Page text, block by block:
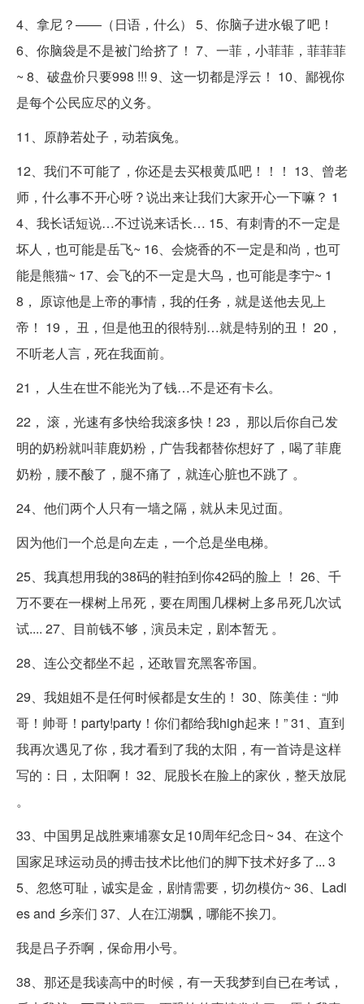
4、拿尼？——（日语，什么） 5、你脑子进水银了吧！
6、你脑袋是不是被门给挤了！ 7、一菲，小菲菲，菲菲菲
~ 8、破盘价只要998 !!! 9、这一切都是浮云！ 10、鄙视你
是每个公民应尽的义务。
11、原静若处子，动若疯兔。
12、我们不可能了，你还是去买根黄瓜吧！！！ 13、曾老
师，什么事不开心呀？说出来让我们大家开心一下嘛？ 1
4、我长话短说…不过说来话长… 15、有刺青的不一定是
坏人，也可能是岳飞~ 16、会烧香的不一定是和尚，也可
能是熊猫~ 17、会飞的不一定是大鸟，也可能是李宁~ 1
8， 原谅他是上帝的事情，我的任务，就是送他去见上
帝！ 19， 丑，但是他丑的很特别…就是特别的丑！ 20，
不听老人言，死在我面前。
21， 人生在世不能光为了钱…不是还有卡么。
22， 滚，光速有多快给我滚多快！23， 那以后你自己发
明的奶粉就叫菲鹿奶粉，广告我都替你想好了，喝了菲鹿
奶粉，腰不酸了，腿不痛了，就连心脏也不跳了 。
24、他们两个人只有一墙之隔，就从未见过面。
因为他们一个总是向左走，一个总是坐电梯。
25、我真想用我的38码的鞋拍到你42码的脸上 ！ 26、千
万不要在一棵树上吊死，要在周围几棵树上多吊死几次试
试.... 27、目前钱不够，演员未定，剧本暂无 。
28、连公交都坐不起，还敢冒充黑客帝国。
29、我姐姐不是任何时候都是女生的！ 30、陈美佳：“帅
哥！帅哥！party!party！你们都给我high起来！” 31、直到
我再次遇见了你，我才看到了我的太阳，有一首诗是这样
写的：日，太阳啊！ 32、屁股长在脸上的家伙，整天放屁
。
33、中国男足战胜柬埔寨女足10周年纪念日~ 34、在这个
国家足球运动员的搏击技术比他们的脚下技术好多了... 3
5、忽悠可耻，诚实是金，剧情需要，切勿模仿~ 36、Ladi
es and 乡亲们 37、人在江湖飘，哪能不挨刀。
我是吕子乔啊，保命用小号。
38、那还是我读高中的时候，有一天我梦到自已在考试，